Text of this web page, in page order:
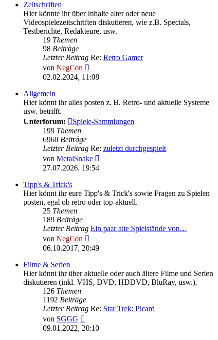
Zeitschriften
Hier könnte ihr über Inhalte alter oder neue
Videospielezeitschriften diskutieren, wie z.B. Specials,
Testberichte, Redakteure, usw.
19 Themen
98 Beiträge
Letzter Beitrag Re: Retro Gamer
von NegCon
Beitrag
02.02.2024, 11:08
Allgemein
Hier könnt ihr alles posten z. B. Retro- und aktuelle Systeme
usw. betrifft.
Unterforum:
Spiele-Sammlungen
199 Themen
6960 Beiträge
Letzter Beitrag Re: zuletzt durchgespielt
von MetalSnake
27.07.2026, 19:54
Tipp's & Trick's
Hier könnt ihr eure Tipp's & Trick's sowie Fragen zu Spielen
posten, egal ob retro oder top-aktuell.
25 Themen
189 Beiträge
Letzter Beitrag Ein paar alte Spielstände von…
von NegCon
Beitrag
06.10.2017, 20:49
Filme & Serien
Hier könnt ihr über aktuelle oder auch ältere Filme und Serien
diskutieren (inkl. VHS, DVD, HDDVD, BluRay, usw.).
126 Themen
1192 Beiträge
Letzter Beitrag Re: Star Trek: Picard
von SGGG
Beitrag
09.01.2022, 20:10